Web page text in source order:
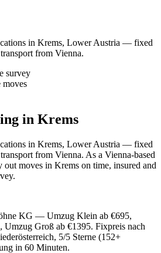
in Krems, Lower Austria — fixed
from Vienna.
survey
in Krems
in Krems, Lower Austria — fixed
from Vienna. As a Vienna-based
moves in Krems on time, insured and
KG — Umzug Klein ab €695,
Groß ab €1395. Fixpreis nach
5/5 Sterne (152+
in 60 Minuten.